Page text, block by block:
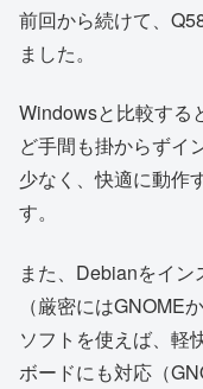
前回から続けて、
ました。
Windowsと比較する
ど手間も掛からずイ
少なく、快適に動作
す。
また、Debianをイ
（厳密にはGNOME
ソフトを使えば、軽
ボードにも対応（